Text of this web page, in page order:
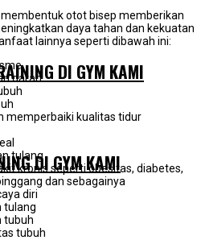
DI GYM KAMI
DI GYM KAMI
otot bisep memberikan
daya tahan dan kekuatan
lainnya seperti dibawah ini:
darah
memperbaiki kualitas tidur
tulang
kronis seperti obesitas, diabetes,
dan sebagainya
diri
tulang
tubuh
tubuh